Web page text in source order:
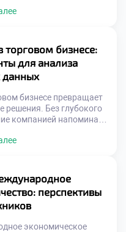
погрузилась бы в хаос
предсказуемую среду
функционирует как
Национальные
[…]
торговом бизнесе:
для анализа
данных
бизнесе превращает
решения. Без глубокого
компанией напоминает
от убыточных.
навыком. Аналитик
цифр на язык бизнеса.
оценки […]перспективы
экономическое